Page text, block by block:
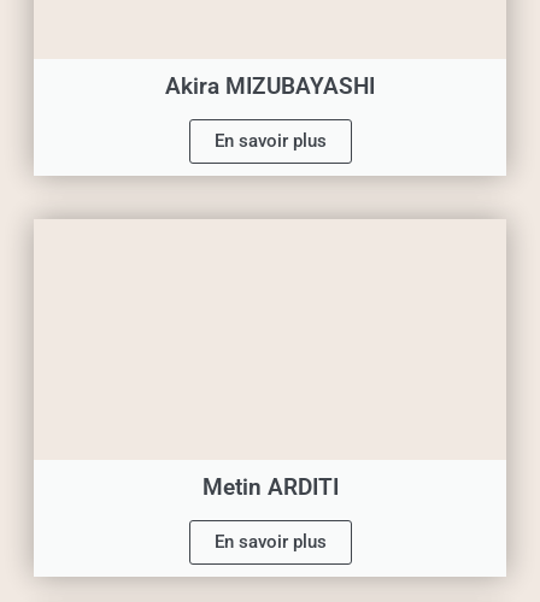
Akira MIZUBAYASHI
En savoir plus
Metin ARDITI
En savoir plus